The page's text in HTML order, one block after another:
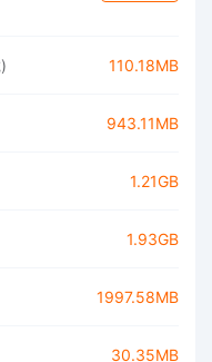
110.18MB
943.11MB
1.21GB
1.93GB
1997.58MB
30.35MB